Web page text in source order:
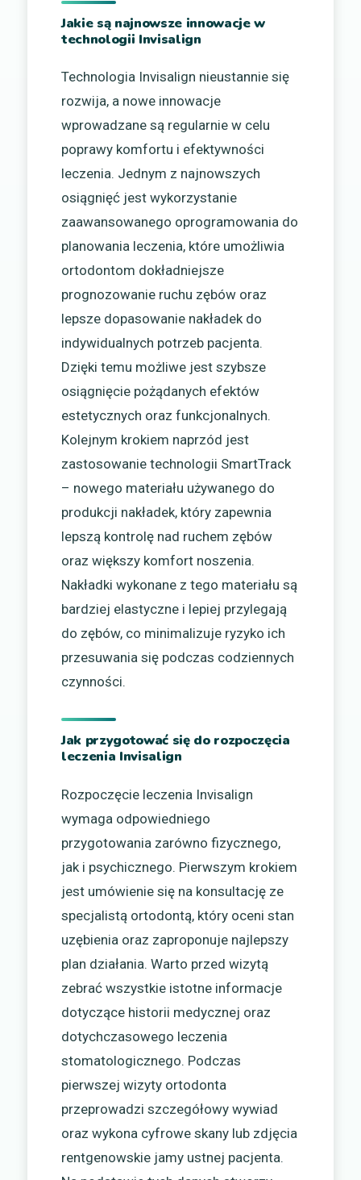
Jakie są najnowsze innowacje w
technologii Invisalign
Technologia Invisalign nieustannie się
rozwija, a nowe innowacje
wprowadzane są regularnie w celu
poprawy komfortu i efektywności
leczenia. Jednym z najnowszych
osiągnięć jest wykorzystanie
zaawansowanego oprogramowania do
planowania leczenia, które umożliwia
ortodontom dokładniejsze
prognozowanie ruchu zębów oraz
lepsze dopasowanie nakładek do
indywidualnych potrzeb pacjenta.
Dzięki temu możliwe jest szybsze
osiągnięcie pożądanych efektów
estetycznych oraz funkcjonalnych.
Kolejnym krokiem naprzód jest
zastosowanie technologii SmartTrack
– nowego materiału używanego do
produkcji nakładek, który zapewnia
lepszą kontrolę nad ruchem zębów
oraz większy komfort noszenia.
Nakładki wykonane z tego materiału są
bardziej elastyczne i lepiej przylegają
do zębów, co minimalizuje ryzyko ich
przesuwania się podczas codziennych
czynności.
Jak przygotować się do rozpoczęcia
leczenia Invisalign
Rozpoczęcie leczenia Invisalign
wymaga odpowiedniego
przygotowania zarówno fizycznego,
jak i psychicznego. Pierwszym krokiem
jest umówienie się na konsultację ze
specjalistą ortodontą, który oceni stan
uzębienia oraz zaproponuje najlepszy
plan działania. Warto przed wizytą
zebrać wszystkie istotne informacje
dotyczące historii medycznej oraz
dotychczasowego leczenia
stomatologicznego. Podczas
pierwszej wizyty ortodonta
przeprowadzi szczegółowy wywiad
oraz wykona cyfrowe skany lub zdjęcia
rentgenowskie jamy ustnej pacjenta.